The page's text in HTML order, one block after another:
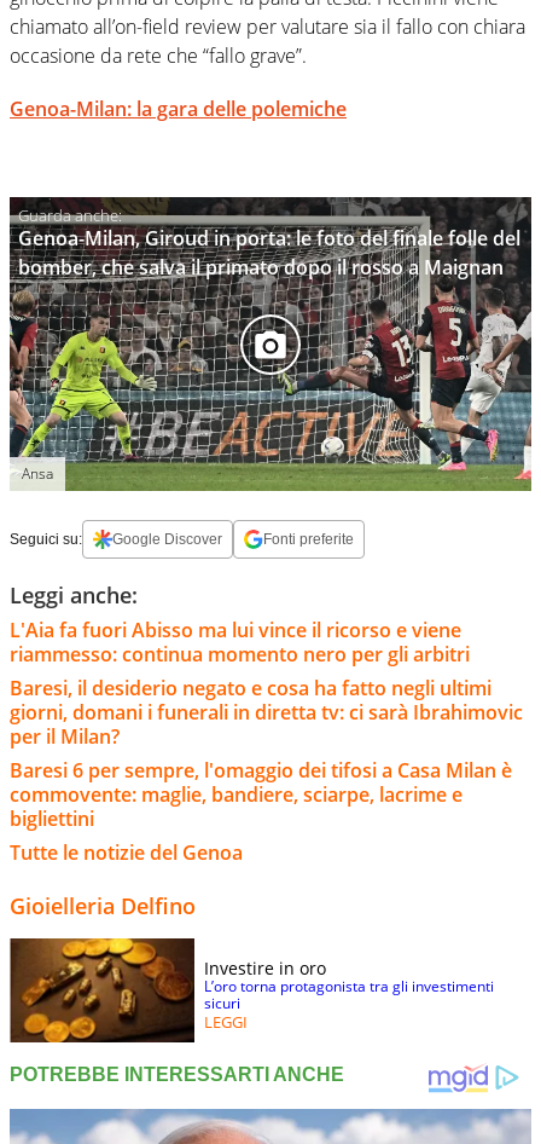
chiamato all’on-field review per valutare sia il fallo con chiara
occasione da rete che “fallo grave”.
Genoa-Milan: la gara delle polemiche
Genoa-Milan, Giroud in porta: le foto del finale folle del
bomber, che salva il primato dopo il rosso a Maignan
Ansa
Seguici su: Google Discover Fonti preferite
Leggi anche:
L'Aia fa fuori Abisso ma lui vince il ricorso e viene
riammesso: continua momento nero per gli arbitri
Baresi, il desiderio negato e cosa ha fatto negli ultimi
giorni, domani i funerali in diretta tv: ci sarà Ibrahimovic
per il Milan?
Baresi 6 per sempre, l'omaggio dei tifosi a Casa Milan è
commovente: maglie, bandiere, sciarpe, lacrime e
bigliettini
Tutte le notizie del Genoa
Gioielleria Delfino
Investire in oro
L’oro torna protagonista tra gli investimenti
sicuri
LEGGI